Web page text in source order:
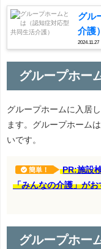
グル
介護）
2024.11.27
グループホー
グループホームに入居
ます。グループホーム
いです。
簡単！
PR:施設
「みんなの介護」が
グループホー